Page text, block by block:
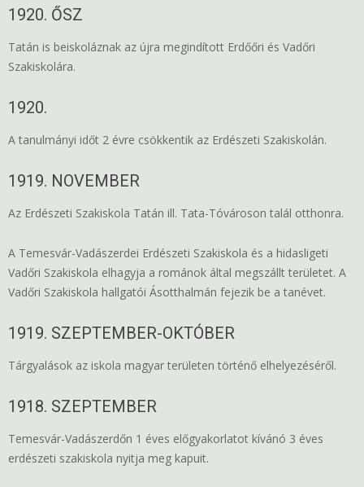
1920. ŐSZ
Tatán is beiskoláznak az újra megindított Erdőőri és Vadőri
Szakiskolára.
1920.
A tanulmányi időt 2 évre csökkentik az Erdészeti Szakiskolán.
1919. NOVEMBER
Az Erdészeti Szakiskola Tatán ill. Tata-Tóvároson talál otthonra.
A Temesvár-Vadászerdei Erdészeti Szakiskola és a hidasligeti
Vadőri Szakiskola elhagyja a románok által megszállt területet. A
Vadőri Szakiskola hallgatói Ásotthalmán fejezik be a tanévet.
1919. SZEPTEMBER-OKTÓBER
Tárgyalások az iskola magyar területen történő elhelyezéséről.
1918. SZEPTEMBER
Temesvár-Vadászerdőn 1 éves előgyakorlatot kívánó 3 éves
erdészeti szakiskola nyitja meg kapuit.